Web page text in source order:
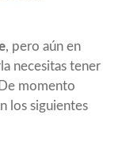
, pero aún en
necesitas tener
momento
los siguientes